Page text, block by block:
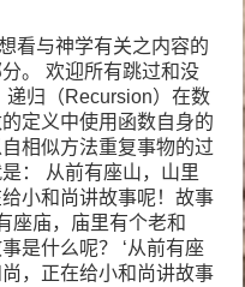
看与神学有关之内容的
。 欢迎所有跳过和没
递归（Recursion）在数
定义中使用函数自身的
相似方法重复事物的过
： 从前有座山，山里
小和尚讲故事呢！故事
座庙，庙里有个老和
是什么呢？ ‘从前有座
，正在给小和尚讲故事